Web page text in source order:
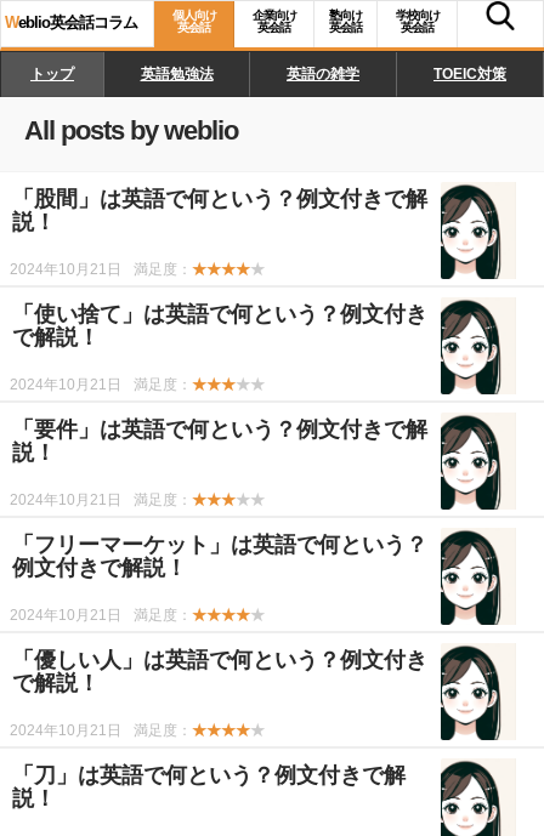
Weblio英会話コラム
個人向け
英会話
企業向け
英会話
塾向け
英会話
学校向け
英会話
トップ 英語勉強法 英語の雑学 TOEIC対策
All posts by weblio
「股間」は英語で何という？例文付きで解
説！
2024年10月21日 満足度： ★★★★★
「使い捨て」は英語で何という？例文付き
で解説！
2024年10月21日 満足度： ★★★★★
「要件」は英語で何という？例文付きで解
説！
2024年10月21日 満足度： ★★★★★
「フリーマーケット」は英語で何という？
例文付きで解説！
2024年10月21日 満足度： ★★★★★
「優しい人」は英語で何という？例文付き
で解説！
2024年10月21日 満足度： ★★★★★
「刀」は英語で何という？例文付きで解
説！